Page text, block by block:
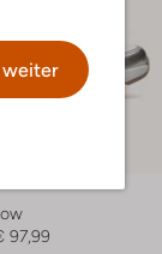
weiter
97,99